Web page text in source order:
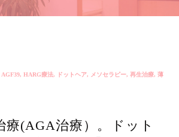
AGF39, HARG療法, ドットヘア, メソセラピー, 再生治療, 薄
療(AGA治療）。ドット